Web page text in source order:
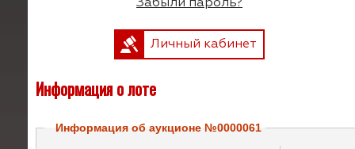
Забыли пароль?
Личный кабинет
Информация о лоте
Информация об аукционе №0000061